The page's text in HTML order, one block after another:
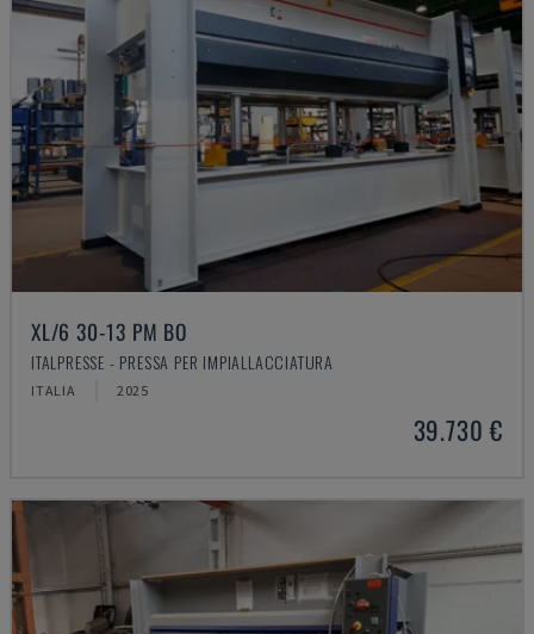
XL/6 30-13 PM BO
ITALPRESSE - PRESSA PER IMPIALLACCIATURA
ITALIA 2025
39.730 €